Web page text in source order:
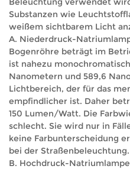
Substanzen wie
weißem sichtbarem Licht
A. Niederdruck-
Bogenröhre beträgt im
ist nahezu
Nanometern und 589,6
Lichtbereich, der für das
empfindlicher ist. Daher
150 Lumen/Watt. Die
schlecht. Sie wird nur in
keine Farbunterscheidung
bei der Straßenbeleuchtung.
B. Hochdruck-